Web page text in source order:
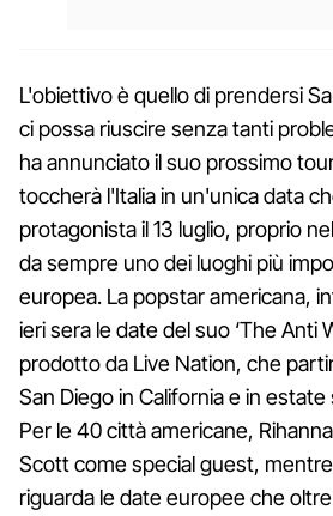
L'obiettivo è quello di prendersi
ci possa riuscire senza tanti
ha annunciato il suo prossimo
toccherà l'Italia in un'unica data
protagonista il 13 luglio, proprio
da sempre uno dei luoghi più
europea. La popstar americana,
ieri sera le date del suo ‘The Anti
prodotto da Live Nation, che
San Diego in California e in
Per le 40 città americane,
Scott come special guest,
riguarda le date europee che